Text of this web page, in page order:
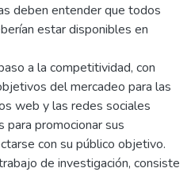
deben entender que todos
estar disponibles en
a la competitividad, con
del mercadeo para las
web y las redes sociales
para promocionar sus
con su público objetivo.
de investigación, consiste